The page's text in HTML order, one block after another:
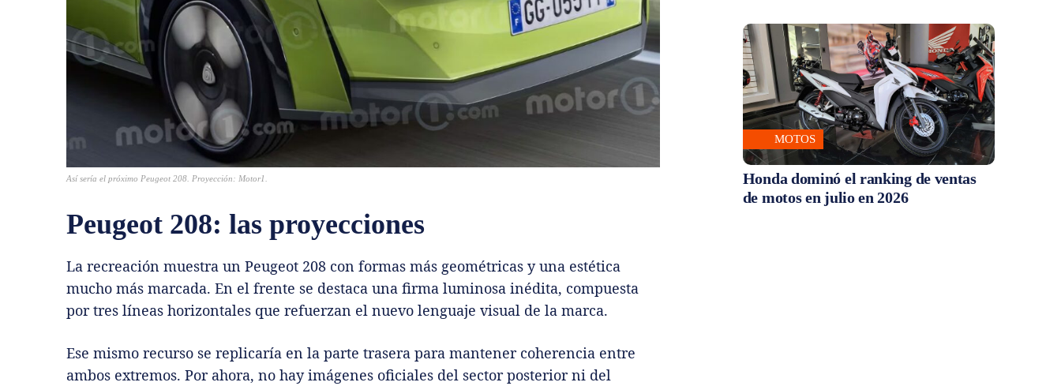
Así sería el próximo Peugeot 208. Proyección: Motor1.
Peugeot 208: las proyecciones
La recreación muestra un Peugeot 208 con formas más geométricas y una estética
mucho más marcada. En el frente se destaca una firma luminosa inédita, compuesta
por tres líneas horizontales que refuerzan el nuevo lenguaje visual de la marca.
Ese mismo recurso se replicaría en la parte trasera para mantener coherencia entre
ambos extremos. Por ahora, no hay imágenes oficiales del sector posterior ni del
MOTOS
Honda dominó el ranking de ventas
de motos en julio en 2026